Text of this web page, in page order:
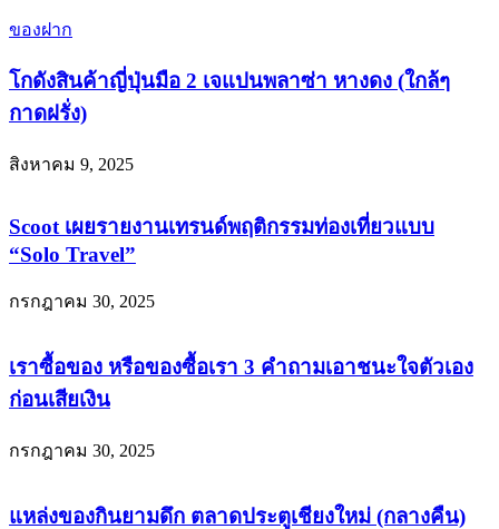
ของฝาก
โกดังสินค้าญี่ปุ่นมือ 2 เจแปนพลาซ่า หางดง (ใกล้ๆ
กาดฝรั่ง)
สิงหาคม 9, 2025
Scoot เผยรายงานเทรนด์พฤติกรรมท่องเที่ยวแบบ
“Solo Travel”
กรกฎาคม 30, 2025
เราซื้อของ หรือของซื้อเรา 3 คำถามเอาชนะใจตัวเอง
ก่อนเสียเงิน
กรกฎาคม 30, 2025
แหล่งของกินยามดึก ตลาดประตูเชียงใหม่ (กลางคืน)